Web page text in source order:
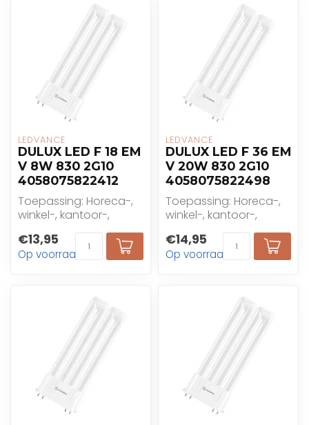
LEDVANCE
DULUX LED F 18 EM
V 8W 830 2G10
4058075822412
Toepassing: Horeca-,
winkel-, kantoor-,
industrie- en
woningtoepassingen
€13,95
Op voorraad
LEDVANCE
DULUX LED F 36 EM
V 20W 830 2G10
4058075822498
Toepassing: Horeca-,
winkel-, kantoor-,
industrie- en
woningtoepassingen
€14,95
Op voorraad